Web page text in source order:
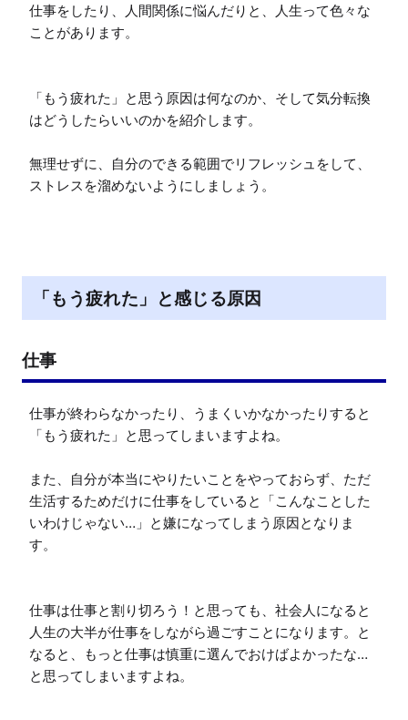
仕事をしたり、人間関係に悩んだりと、人生って色々な
ことがあります。
「もう疲れた」と思う原因は何なのか、そして気分転換
はどうしたらいいのかを紹介します。
無理せずに、自分のできる範囲でリフレッシュをして、
ストレスを溜めないようにしましょう。
「もう疲れた」と感じる原因
仕事
仕事が終わらなかったり、うまくいかなかったりすると
「もう疲れた」と思ってしまいますよね。
また、自分が本当にやりたいことをやっておらず、ただ
生活するためだけに仕事をしていると「こんなことした
いわけじゃない…」と嫌になってしまう原因となりま
す。
仕事は仕事と割り切ろう！と思っても、社会人になると
人生の大半が仕事をしながら過ごすことになります。と
なると、もっと仕事は慎重に選んでおけばよかったな…
と思ってしまいますよね。